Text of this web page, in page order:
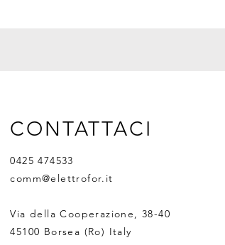
CONTATTACI
0425 474533
comm@elettrofor.it
Via della Cooperazione, 38-40
45100 Borsea (Ro) Italy